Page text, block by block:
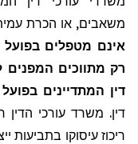
משאבים, או הכרת
אינם מטפלים בפועל
רק מתווכים המפנים
דין המתדיינים
דין. משרד עורכי הדין
ריכוז עיסוקו בתביעות